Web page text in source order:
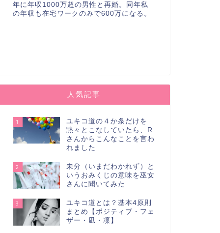
年に年収1000万超の男性と再婚。同年私
の年収も在宅ワークのみで600万になる。
人気記事
1
ユキコ道の４か条だけを
黙々とこなしていたら、R
さんからこんなことを言わ
れました
2
未分（いまだわかれず）と
いうおみくじの意味を巫女
さんに聞いてみた
3
ユキコ道とは？基本4原則
まとめ【ポジティブ・フェ
ザー・凪・凜】